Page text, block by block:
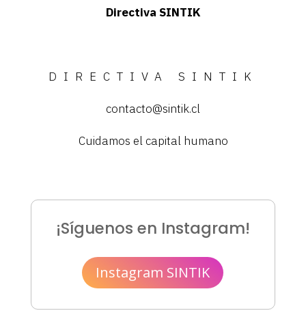
Directiva SINTIK
DIRECTIVA SINTIK
contacto@sintik.cl
Cuidamos el capital humano
¡Síguenos en Instagram!
Instagram SINTIK